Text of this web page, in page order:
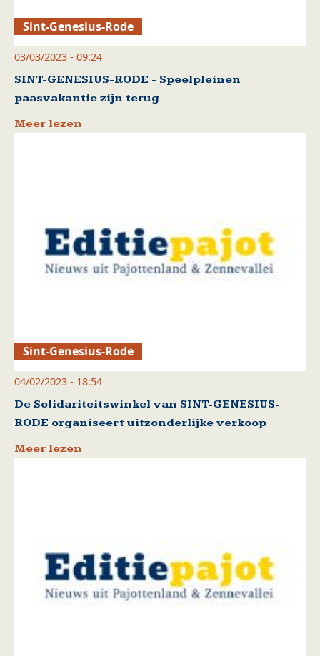
Sint-Genesius-Rode
03/03/2023 - 09:24
SINT-GENESIUS-RODE - Speelpleinen
paasvakantie zijn terug
Meer lezen
Sint-Genesius-Rode
04/02/2023 - 18:54
De Solidariteitswinkel van SINT-GENESIUS-
RODE organiseert uitzonderlijke verkoop
Meer lezen